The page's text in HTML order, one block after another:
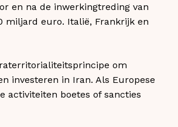
en na de inwerkingtreding van
miljard euro. Italië, Frankrijk en
om
investeren in Iran. Als Europese
activiteiten boetes of sancties